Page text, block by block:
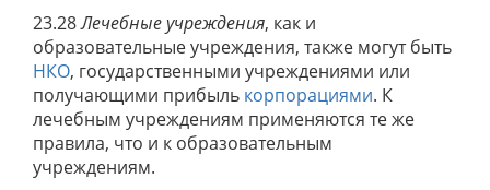
23.28Лечебные учреждения, как и
образовательные учреждения, также могут быть
НКО, государственными учреждениями или
получающими прибыль корпорациями. К
лечебным учреждениям применяются те же
правила, что и к образовательным
учреждениям.